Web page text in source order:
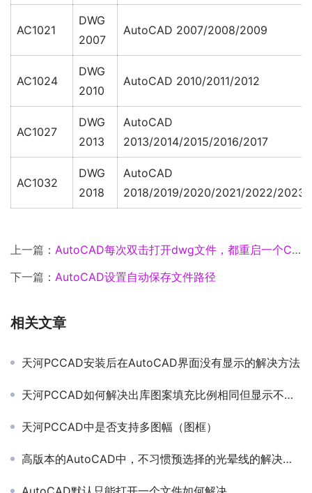
AC1021
DWG
2007
AutoCAD 2007/2008/2009
AC1024
DWG
2010
AutoCAD 2010/2011/2012
AC1027
DWG
2013
AutoCAD
2013/2014/2015/2016/2017
AC1032
DWG
2018
AutoCAD
2018/2019/2020/2021/2022/2023
上一篇： AutoCAD每次双击打开dwg文件，都重启一个CAD程序
下一篇： AutoCAD设置自动保存文件路径
相关文章
天河PCCAD安装后在AutoCAD界面没有显示的解决方法
天河PCCAD如何解决出库图案填充比例相同但显示不同的问题
天河PCCAD中是否支持多图幅（图框）
高版本的AutoCAD中，不习惯预选择的光晕线的解决方法